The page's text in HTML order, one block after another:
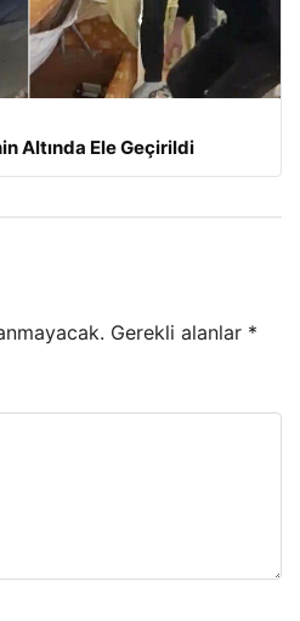
Altında Ele Geçirildi
Gerekli alanlar *